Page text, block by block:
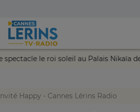
pour le spectacle le roi soleil au
Happy - Cannes Lérins Radio